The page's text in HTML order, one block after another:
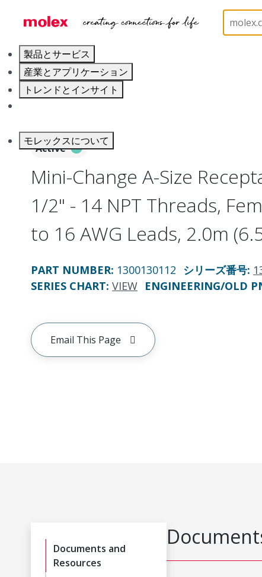
製品とサービス
産業とアプリケーション
トレンドとインサイト
モレックスについて
Industrial
Active
Mini-Change A-Size
1/2" - 14 NPT Threads,
to 16 AWG Leads, 2.0m
PART NUMBER: 1300130112 シリーズ番号:
SERIES CHART: VIEW ENGINEERING/OLD
Email This Page
Documents and
Resources